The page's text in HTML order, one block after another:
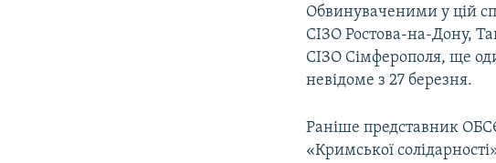
Обвинуваченими у цій
СІЗО Ростова-на-Дону,
СІЗО Сімферополя, ще
невідоме з 27 березня.
Раніше представник
«Кримської